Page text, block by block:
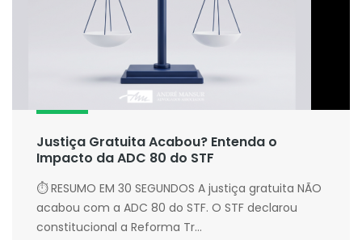
Justiça Gratuita Acabou? Entenda o
Impacto da ADC 80 do STF
⏱ RESUMO EM 30 SEGUNDOS A justiça gratuita NÃO
acabou com a ADC 80 do STF. O STF declarou
constitucional a Reforma Tr...